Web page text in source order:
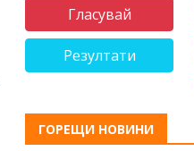
Резултати
ГОРЕЩИ НОВИНИ